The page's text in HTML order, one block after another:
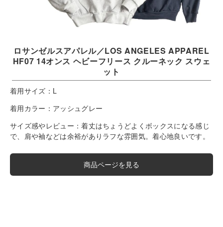
ロサンゼルスアパレル／LOS ANGELES APPAREL
HF07 14オンス ヘビーフリース クルーネック スウェ
ット
着用サイズ： L
着用カラー： アッシュグレー
サイズ感やレビュー：着丈はちょうどよくボックスになる感じ
で、肩や袖などは余裕がありラフな雰囲気。着心地良いです。
商品ページを見る